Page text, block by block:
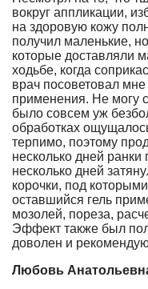
вокруг аппликации,
на здоровую кожу
получил маленькие,
которые доставляли
ходьбе, когда
врач посоветовал
применения. Не могу
было совсем уж
обработках
терпимо, поэтому
несколько дней
несколько дней
корочки, под
оставшийся гель
мозолей, пореза,
Эффект также был
доволен и
Любовь